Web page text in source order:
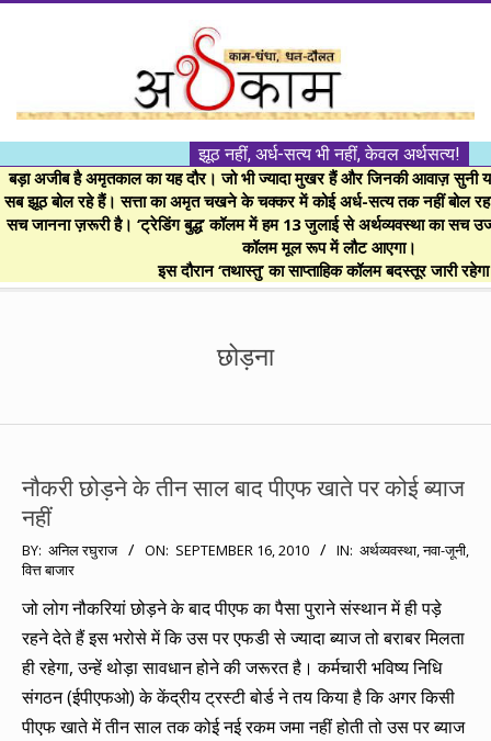
।।
अर्थकाम।।
BE
FINANCIALLY
झूठ नहीं, अर्ध-सत्य भी नहीं, केवल अर्थसत्य!
बड़ा अजीब है अमृतकाल का यह दौर। जो भी ज्यादा मुखर हैं और जिनकी आवाज़ सुनी
सब झूठ बोल रहे हैं। सत्ता का अमृत चखने के चक्कर में कोई अर्ध-सत्य तक नहीं बोल
सच जानना ज़रूरी है। ‘ट्रेडिंग बुद्ध’ कॉलम में हम 13 जुलाई से अर्थव्यवस्था का सच
कॉलम मूल रूप में लौट आएगा।
इस दौरान ‘तथास्तु’ का साप्ताहिक कॉलम बदस्तूर जारी
छोड़ना
नौकरी छोड़ने के तीन साल बाद पीएफ खाते पर कोई ब्याज
नहीं
2010-
09-
16
BY: अनिल रघुराज ON: SEPTEMBER 16, 2010 IN: अर्थव्यवस्था,नवा-जूनी,
वित्त बाजार
जो लोग नौकरियां छोड़ने के बाद पीएफ का पैसा पुराने संस्थान में ही पड़े
रहने देते हैं इस भरोसे में कि उस पर एफडी से ज्यादा ब्याज तो बराबर मिलता
ही रहेगा, उन्हें थोड़ा सावधान होने की जरूरत है। कर्मचारी भविष्य निधि
संगठन (ईपीएफओ) के केंद्रीय ट्रस्टी बोर्ड ने तय किया है कि अगर किसी
पीएफ खाते में तीन साल तक कोई नई रकम जमा नहीं होती तो उस पर ब्याज